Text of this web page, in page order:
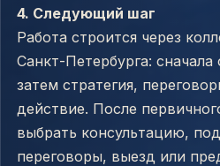
4. Следующий шаг
Работа строится через
Санкт-Петербурга:
затем стратегия,
действие. После
выбрать консультацию,
переговоры, выезд или